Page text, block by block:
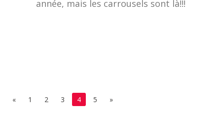
année, mais les carrousels sont là!!!
PAGES:
« 1 2 3 4 5 »